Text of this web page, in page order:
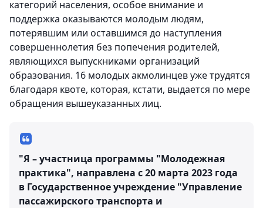
категорий населения, особое внимание и
поддержка оказываются молодым людям,
потерявшим или оставшимся до наступления
совершеннолетия без попечения родителей,
являющихся выпускниками организаций
образования. 16 молодых акмолинцев уже трудятся
благодаря квоте, которая, кстати, выдается по мере
обращения вышеуказанных лиц.
"Я – участница программы "Молодежная
практика", направлена с 20 марта 2023 года
в Государственное учреждение "Управление
пассажирского транспорта и